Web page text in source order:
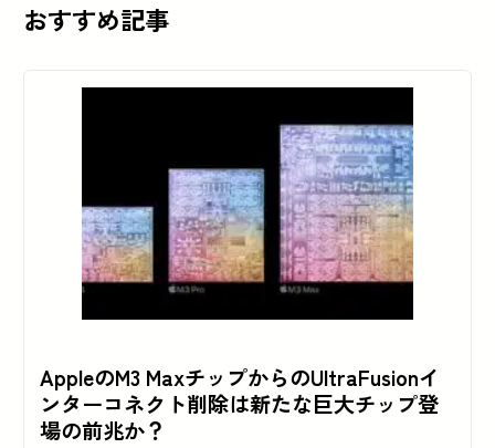
おすすめ記事
AppleのM3 MaxチップからのUltraFusionイ
ンターコネクト削除は新たな巨大チップ登
場の前兆か？